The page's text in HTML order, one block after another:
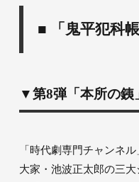
■ 「鬼平犯科
▼第8弾「本所の銕
「時代劇専門チャンネ
大家・池波正太郎の三